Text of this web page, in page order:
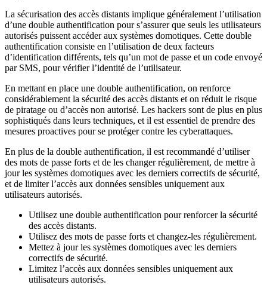
La sécurisation des accès distants implique généralement l’utilisation
d’une double authentification pour s’assurer que seuls les utilisateurs
autorisés puissent accéder aux systèmes domotiques. Cette double
authentification consiste en l’utilisation de deux facteurs
d’identification différents, tels qu’un mot de passe et un code envoyé
par SMS, pour vérifier l’identité de l’utilisateur.
En mettant en place une double authentification, on renforce
considérablement la sécurité des accès distants et on réduit le risque
de piratage ou d’accès non autorisé. Les hackers sont de plus en plus
sophistiqués dans leurs techniques, et il est essentiel de prendre des
mesures proactives pour se protéger contre les cyberattaques.
En plus de la double authentification, il est recommandé d’utiliser
des mots de passe forts et de les changer régulièrement, de mettre à
jour les systèmes domotiques avec les derniers correctifs de sécurité,
et de limiter l’accès aux données sensibles uniquement aux
utilisateurs autorisés.
Utilisez une double authentification pour renforcer la sécurité
des accès distants.
Utilisez des mots de passe forts et changez-les régulièrement.
Mettez à jour les systèmes domotiques avec les derniers
correctifs de sécurité.
Limitez l’accès aux données sensibles uniquement aux
utilisateurs autorisés.